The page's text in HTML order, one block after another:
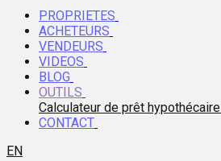
PROPRIETES
ACHETEURS
VENDEURS
VIDEOS
BLOG
OUTILS
Calculateur de prêt hypothécaire
CONTACT
EN